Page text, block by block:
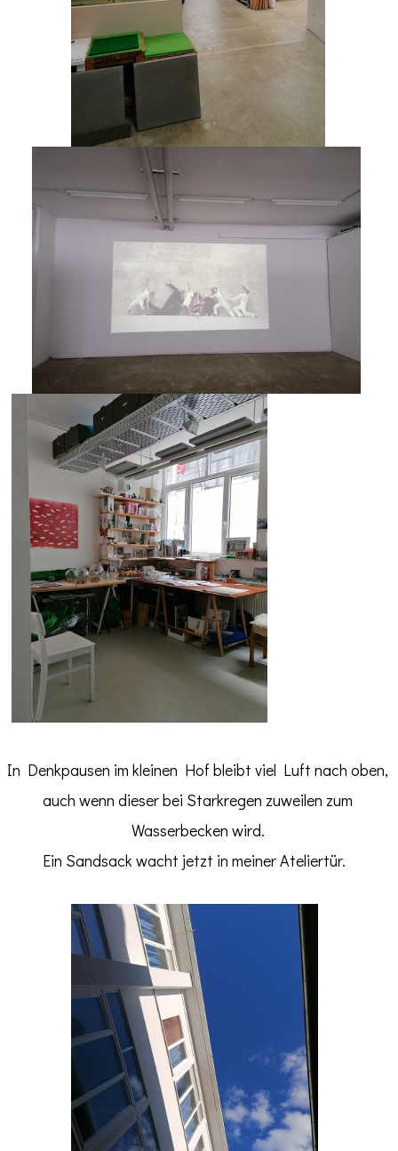
In Denkpausen im kleinen Hof bleibt viel Luft nach oben,
auch wenn dieser bei Starkregen zuweilen zum
Wasserbecken wird.
Ein Sandsack wacht jetzt in meiner Ateliertür.